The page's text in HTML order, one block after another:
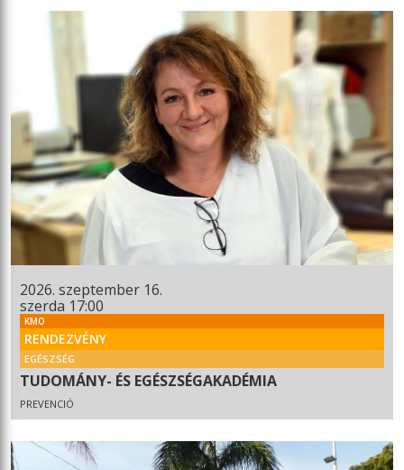
2026. szeptember 16.
szerda 17:00
KMO
RENDEZVÉNY
EGÉSZSÉG
TUDOMÁNY- ÉS EGÉSZSÉGAKADÉMIA
PREVENCIÓ